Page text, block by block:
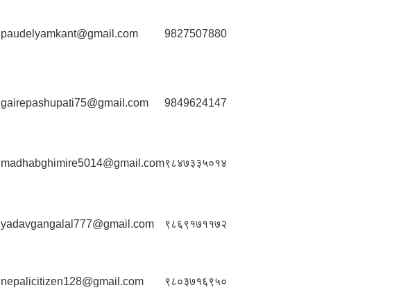
paudelyamkant@gmail.com 9827507880
gairepashupati75@gmail.com 9849624147
madhabghimire5014@gmail.com९८४७३३५०१४
yadavgangalal777@gmail.com ९८६९१७११७२
nepalicitizen128@gmail.com ९८०३७१६९५०